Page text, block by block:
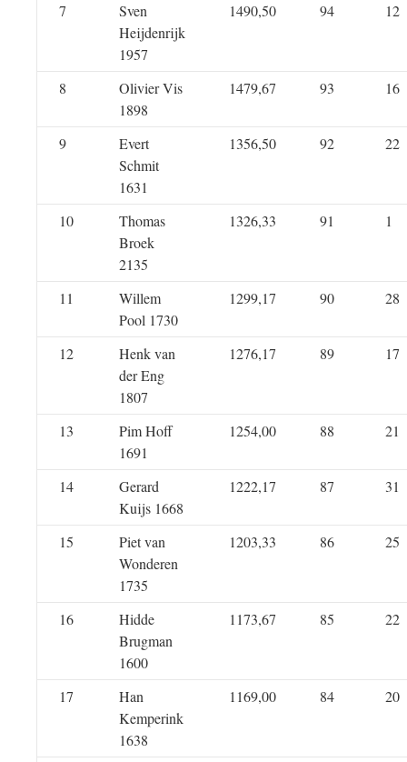
7
Sven
Heijdenrijk
1957
1490,50 94 12
8
Olivier Vis
1898
1479,67 93 16
9
Evert
Schmit
1631
1356,50 92 22
10
Thomas
Broek
2135
1326,33 91 1
11
Willem
Pool 1730
1299,17 90 28
12
Henk van
der Eng
1807
1276,17 89 17
13
Pim Hoff
1691
1254,00 88 21
14
Gerard
Kuijs 1668
1222,17 87 31
15
Piet van
Wonderen
1735
1203,33 86 25
16
Hidde
Brugman
1600
1173,67 85 22
17
Han
Kemperink
1638
1169,00 84 20